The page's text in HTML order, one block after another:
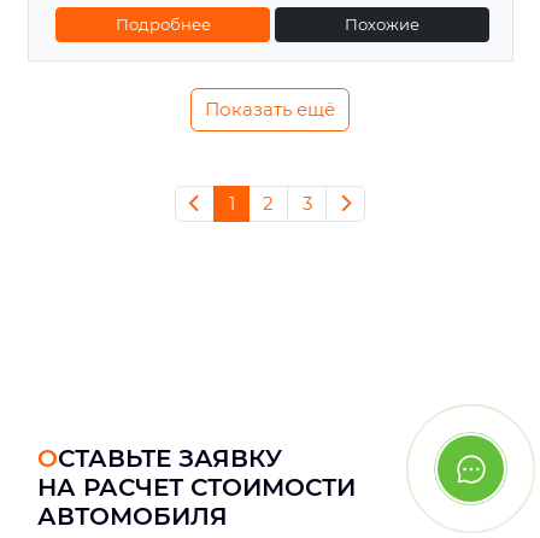
Подробнее Похожие
Показать ещё
1 2 3
ОСТАВЬТЕ ЗАЯВКУ
НА РАСЧЕТ СТОИМОСТИ
АВТОМОБИЛЯ